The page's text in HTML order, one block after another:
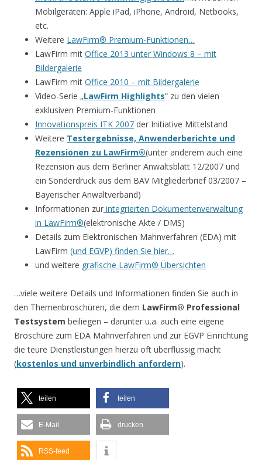
Mobilgeräten: Apple iPad, iPhone, Android, Netbooks,
etc.
Weitere LawFirm® Premium-Funktionen…
LawFirm mit Office 2013 unter Windows 8 – mit
Bildergalerie
LawFirm mit Office 2010 – mit Bildergalerie
Video-Serie „LawFirm Highlights“ zu den vielen
exklusiven Premium-Funktionen
Innovationspreis ITK 2007 der Initiative Mittelstand
Weitere Testergebnisse, Anwenderberichte und
Rezensionen zu LawFirm®(unter anderem auch eine
Rezension aus dem Berliner Anwaltsblatt 12/2007 und
ein Sonderdruck aus dem BAV Mitgliederbrief 03/2007 –
Bayerischer Anwaltverband)
Informationen zur integrierten Dokumentenverwaltung
in LawFirm®(elektronische Akte / DMS)
Details zum Elektronischen Mahnverfahren (EDA) mit
LawFirm (und EGVP) finden Sie hier…
und weitere grafische LawFirm® Übersichten
…viele weitere Details und Informationen finden Sie auch in
den Themenbroschüren, die dem LawFirm® Professional
Testsystem beiliegen – darunter u.a. auch eine eigene
Broschüre zum EDA Mahnverfahren und zur EGVP Einrichtung
die teure Dienstleistungen hierzu oft überflüssig macht
(kostenlos und unverbindlich anfordern).
teilen teilen
E-Mail drucken
RSS-feed